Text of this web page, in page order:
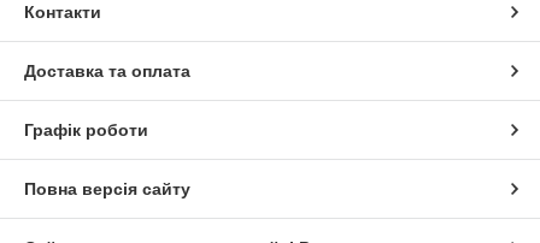
Контакти
Доставка та оплата
Графік роботи
Повна версія сайту